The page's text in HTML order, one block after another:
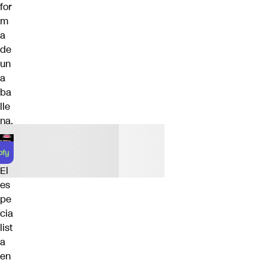
for
m
a
de
un
a
ba
lle
na.
El
es
pe
cia
list
a
en